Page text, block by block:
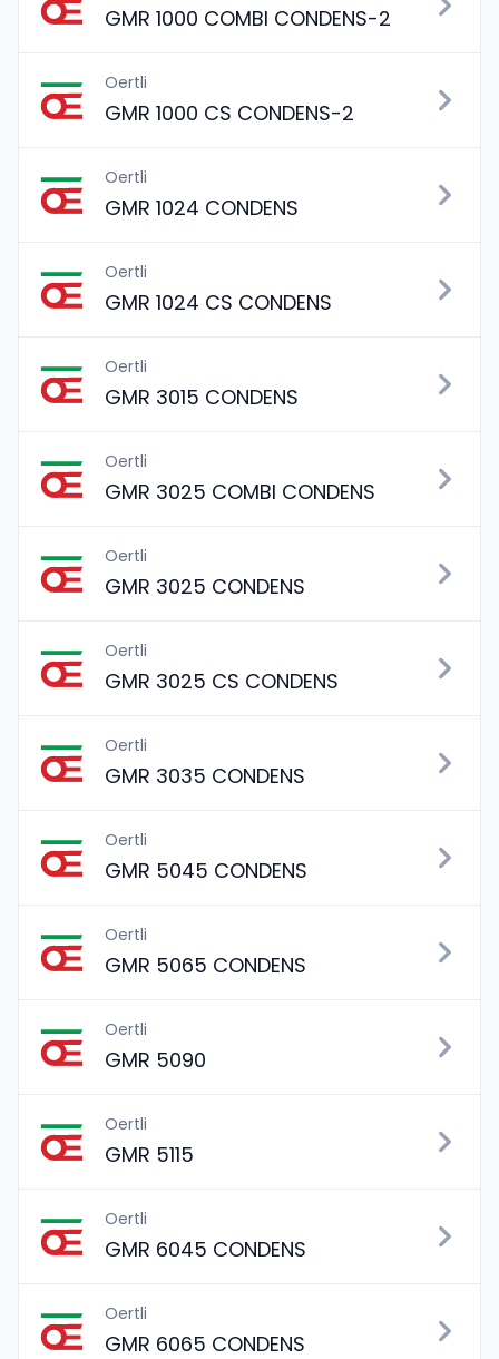
GMR 1000 COMBI CONDENS-2
Oertli
GMR 1000 CS CONDENS-2
Oertli
GMR 1024 CONDENS
Oertli
GMR 1024 CS CONDENS
Oertli
GMR 3015 CONDENS
Oertli
GMR 3025 COMBI CONDENS
Oertli
GMR 3025 CONDENS
Oertli
GMR 3025 CS CONDENS
Oertli
GMR 3035 CONDENS
Oertli
GMR 5045 CONDENS
Oertli
GMR 5065 CONDENS
Oertli
GMR 5090
Oertli
GMR 5115
Oertli
GMR 6045 CONDENS
Oertli
GMR 6065 CONDENS